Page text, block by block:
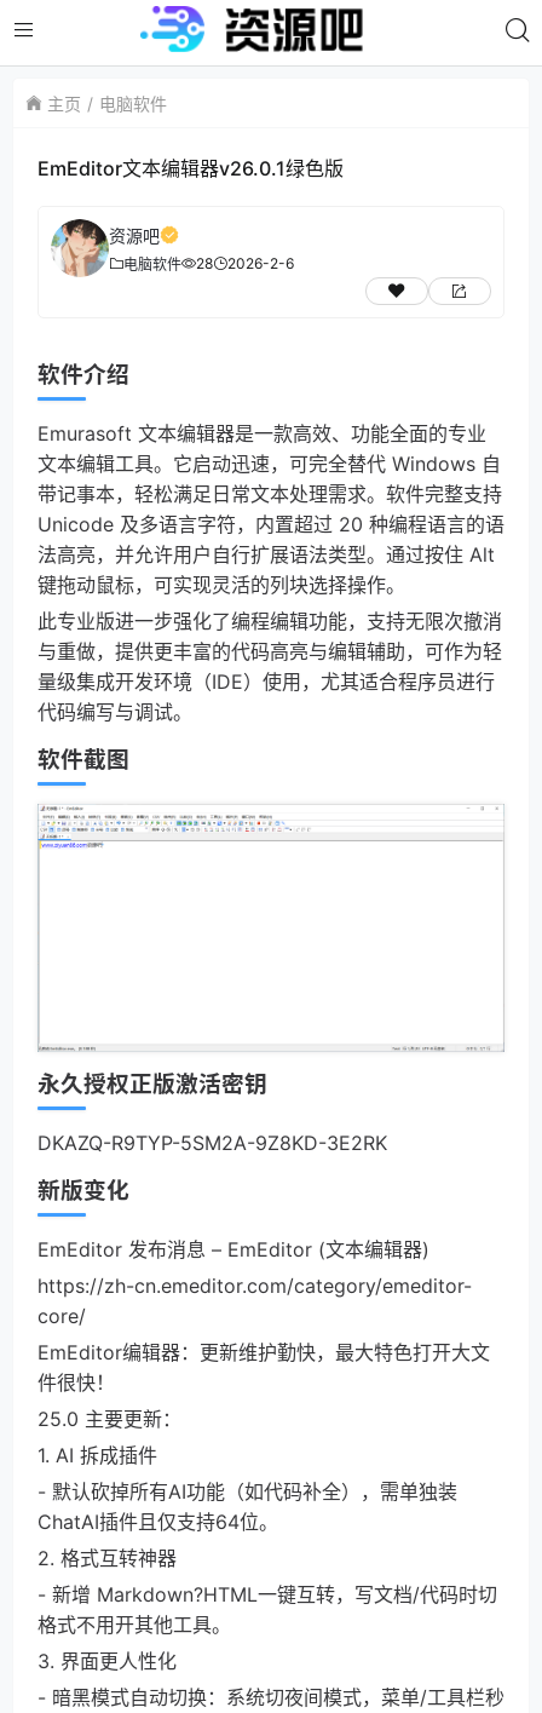
主页 电脑软件
EmEditor文本编辑器v26.0.1绿色版
资源吧
电脑软件 28 2026-2-6
软件介绍
Emurasoft 文本编辑器是一款高效、功能全面的专业
文本编辑工具。它启动迅速，可完全替代 Windows 自
带记事本，轻松满足日常文本处理需求。软件完整支持
Unicode 及多语言字符，内置超过 20 种编程语言的语
法高亮，并允许用户自行扩展语法类型。通过按住 Alt
键拖动鼠标，可实现灵活的列块选择操作。
此专业版进一步强化了编程编辑功能，支持无限次撤消
与重做，提供更丰富的代码高亮与编辑辅助，可作为轻
量级集成开发环境（IDE）使用，尤其适合程序员进行
代码编写与调试。
软件截图
永久授权正版激活密钥
DKAZQ-R9TYP-5SM2A-9Z8KD-3E2RK
新版变化
EmEditor 发布消息 – EmEditor (文本编辑器)
https://zh-cn.emeditor.com/category/emeditor-
core/
EmEditor编辑器：更新维护勤快，最大特色打开大文
件很快！
25.0 主要更新：
1. AI 拆成插件
- 默认砍掉所有AI功能（如代码补全），需单独装
ChatAI插件且仅支持64位。
2. 格式互转神器
- 新增 Markdown?HTML一键互转，写文档/代码时切
格式不用开其他工具。
3. 界面更人性化
- 暗黑模式自动切换：系统切夜间模式，菜单/工具栏秒